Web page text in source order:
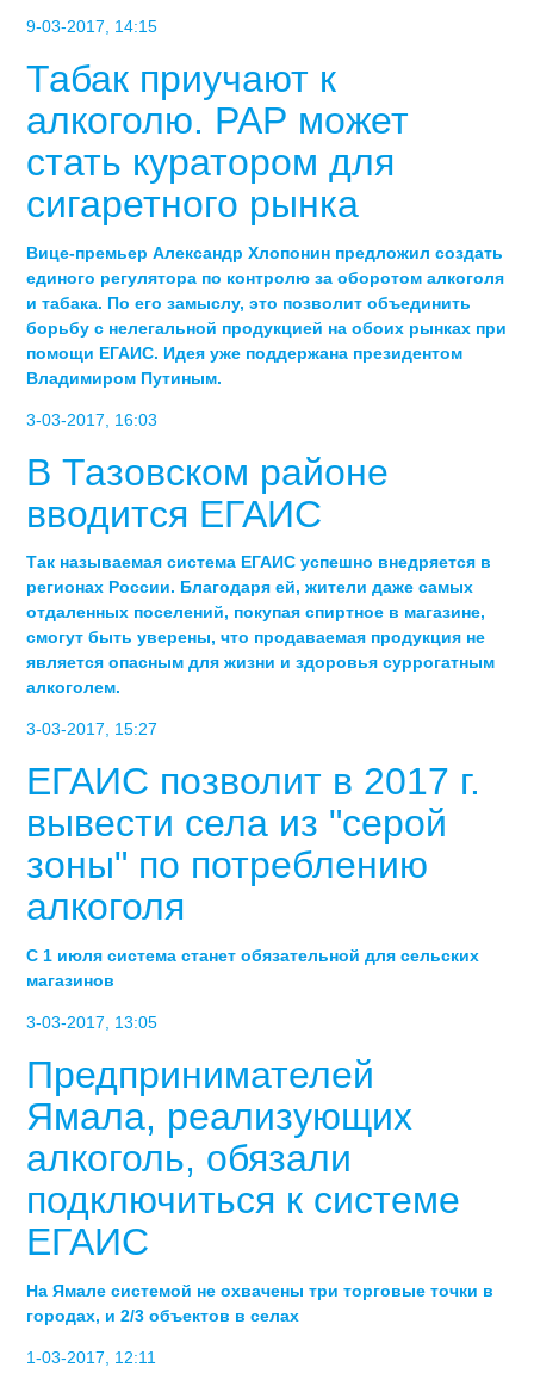
9-03-2017, 14:15
Табак приучают к
алкоголю. РАР может
стать куратором для
сигаретного рынка
Вице-премьер Александр Хлопонин предложил создать
единого регулятора по контролю за оборотом алкоголя
и табака. По его замыслу, это позволит объединить
борьбу с нелегальной продукцией на обоих рынках при
помощи ЕГАИС. Идея уже поддержана президентом
Владимиром Путиным.
3-03-2017, 16:03
В Тазовском районе
вводится ЕГАИС
Так называемая система ЕГАИС успешно внедряется в
регионах России. Благодаря ей, жители даже самых
отдаленных поселений, покупая спиртное в магазине,
смогут быть уверены, что продаваемая продукция не
является опасным для жизни и здоровья суррогатным
алкоголем.
3-03-2017, 15:27
ЕГАИС позволит в 2017 г.
вывести села из "серой
зоны" по потреблению
алкоголя
С 1 июля система станет обязательной для сельских
магазинов
3-03-2017, 13:05
Предпринимателей
Ямала, реализующих
алкоголь, обязали
подключиться к системе
ЕГАИС
На Ямале системой не охвачены три торговые точки в
городах, и 2/3 объектов в селах
1-03-2017, 12:11